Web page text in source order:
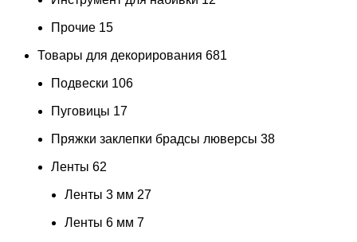
Прочие 15
Товары для декорирования 681
Подвески 106
Пуговицы 17
Пряжки заклепки брадсы люверсы 38
Ленты 62
Ленты 3 мм 27
Ленты 6 мм 7